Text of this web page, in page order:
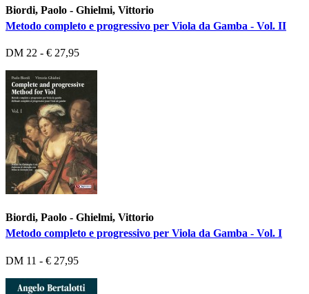
Biordi, Paolo - Ghielmi, Vittorio
Metodo completo e progressivo per Viola da Gamba - Vol. II
DM 22 - € 27,95
Biordi, Paolo - Ghielmi, Vittorio
Metodo completo e progressivo per Viola da Gamba - Vol. I
DM 11 - € 27,95